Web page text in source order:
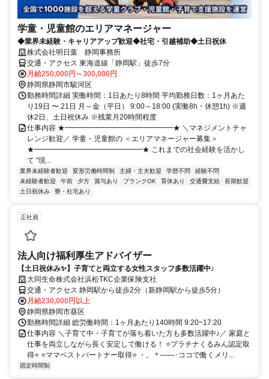
学童・児童館のエリアマネージャー
◆業界未経験・キャリアアップ歓迎◆社宅・引越補助◆土日祝休
株式会社明日葉 静岡事務所
交通・アクセス 東海道線「静岡駅」徒歩7分
月給250,000円～300,000円
静岡県静岡市駿河区
勤務時間詳細 実働時間：1日あたり8時間 平均勤務日数：1ヶ月あた
り19日 〜 21日 月～金（平日） 9:00～18:00 (実働8h・休憩1h) ※週
休2日、土日祝休み ※残業月20時間程度
仕事内容 ★━━━━━━━━━━━━━━━★ ＼マネジメントチャ
レンジ歓迎／ 学童・児童館の ＜エリアマネージャー募集＞
★━━━━━━━━━━━━━━━★ これまでの社会経験を活かし
て “現...
業界未経験者歓迎 変形労働時間制 主婦・主夫歓迎 学歴不問
経験不問
未経験者歓迎
午前 夕方 賞与あり ブランクOK 育休あり 交通費支給
長期歓迎
土日祝休み
寮・社宅あり
正社員
法人向け福利厚生アドバイザー
【土日祝休み✨】子育てと両立する女性スタッフ多数活躍中♪
大同生命株式会社浜松TKC企業保険支社
交通・アクセス 静岡駅から徒歩2分（新静岡駅から徒歩5分）
月給230,000円以上
静岡県静岡市葵区
勤務時間詳細 総労働時間：1ヶ月あたり140時間 9:20~17:20
仕事内容 ＼子育て中・子育てが落ち着いた方も多数活躍中♪／ 家庭と
仕事を両立しながら長く安定して働ける！ ⭐プラチナくるみん認定取
得⭐ ⭐ママベストパートナー取得⭐ ・。＊――･ココで働くメリ...
固定時間制